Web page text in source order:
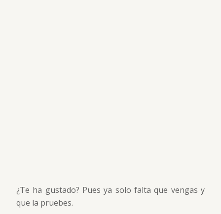
¿Te ha gustado? Pues ya solo falta que vengas y
que la pruebes.